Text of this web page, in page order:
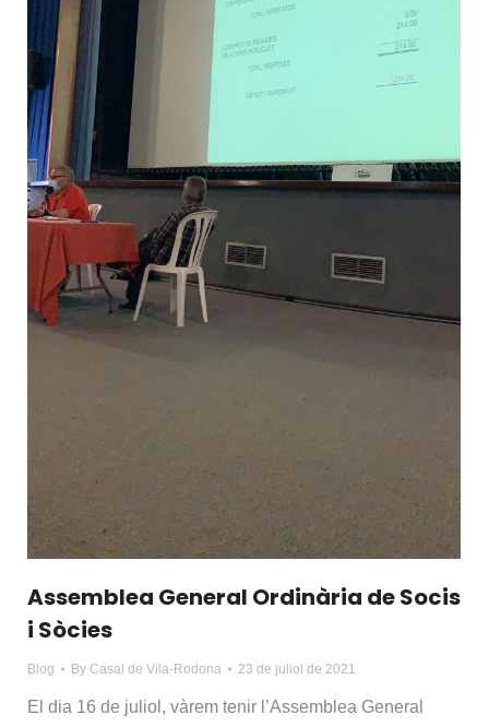
Assemblea General Ordinària de Socis
i Sòcies
Blog By Casal de Vila-Rodona 23 de juliol de 2021
El dia 16 de juliol, vàrem tenir l’Assemblea General